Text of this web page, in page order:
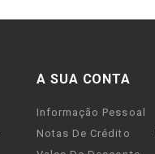
A SUA CONTA
Informação Pessoal
Notas De Crédito